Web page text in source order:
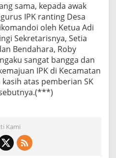
sama, kepada awak
IPK ranting Desa
oleh Ketua Adi
Sekretarisnya, Setia
Bendahara, Roby
sangat bangga dan
IPK di Kecamatan
atas pemberian SK
Kami